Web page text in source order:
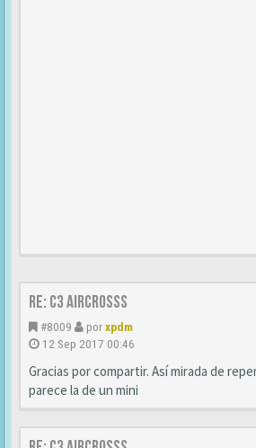
Re: C3 Aircrosss
#8009 porxpdm
12 Sep 2017 00:46
Gracias por compartir. Así mirada de
parece la de un mini